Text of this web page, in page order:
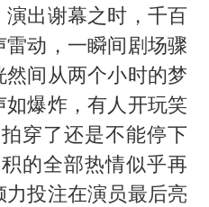
演出谢幕之时，千百
动，一瞬间剧场骤
间从两个小时的梦
爆炸，有人开玩笑
穿了还是不能停下
的全部热情似乎再
投注在演员最后亮